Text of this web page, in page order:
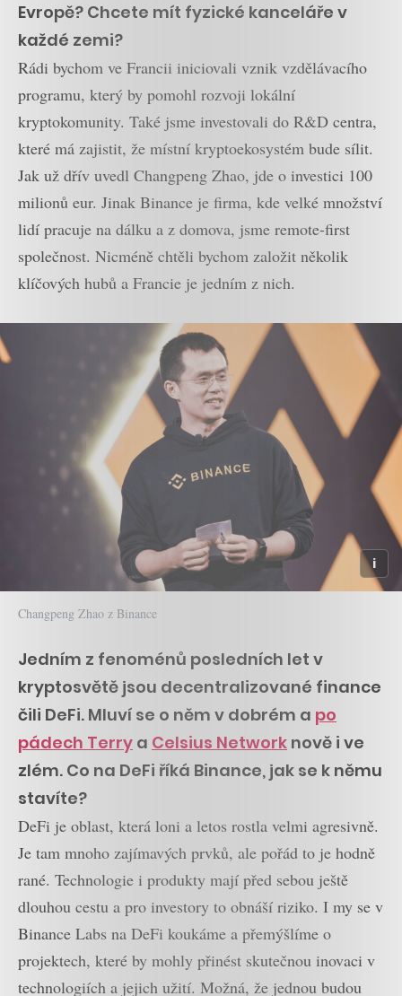
Evropě? Chcete mít fyzické kanceláře v
každé zemi?
Rádi bychom ve Francii iniciovali vznik vzdělávacího
programu, který by pomohl rozvoji lokální
kryptokomunity. Také jsme investovali do R&D centra,
které má zajistit, že místní kryptoekosystém bude sílit.
Jak už dřív uvedl Changpeng Zhao, jde o investici 100
milionů eur. Jinak Binance je firma, kde velké množství
lidí pracuje na dálku a z domova, jsme remote-first
společnost. Nicméně chtěli bychom založit několik
klíčových hubů a Francie je jedním z nich.
Changpeng Zhao z Binance
Jedním z fenoménů posledních let v
kryptosvětě jsou decentralizované finance
čili DeFi. Mluví se o něm v dobrém a po
pádech Terry a Celsius Network nově i ve
zlém. Co na DeFi říká Binance, jak se k němu
stavíte?
DeFi je oblast, která loni a letos rostla velmi agresivně.
Je tam mnoho zajímavých prvků, ale pořád to je hodně
rané. Technologie i produkty mají před sebou ještě
dlouhou cestu a pro investory to obnáší riziko. I my se v
Binance Labs na DeFi koukáme a přemýšlíme o
projektech, které by mohly přinést skutečnou inovaci v
technologiích a jejich užití. Možná, že jednou budou